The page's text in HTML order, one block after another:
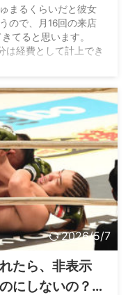
バターさん
のはたしかに
まるくらいだと彼女
ので、月16回の来店
てると思います。
は経費として計上でき
2026/5/7
たら、非表示
にしないの？